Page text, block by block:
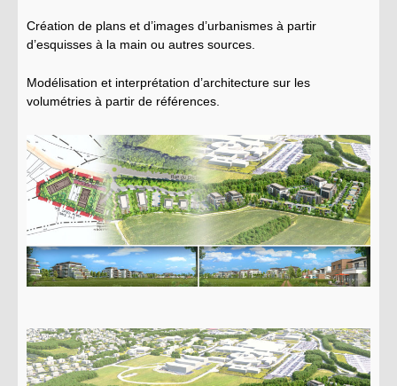
Création de plans et d’images d’urbanismes à partir
d’esquisses à la main ou autres sources.
Modélisation et interprétation d’architecture sur les
volumétries à partir de références.